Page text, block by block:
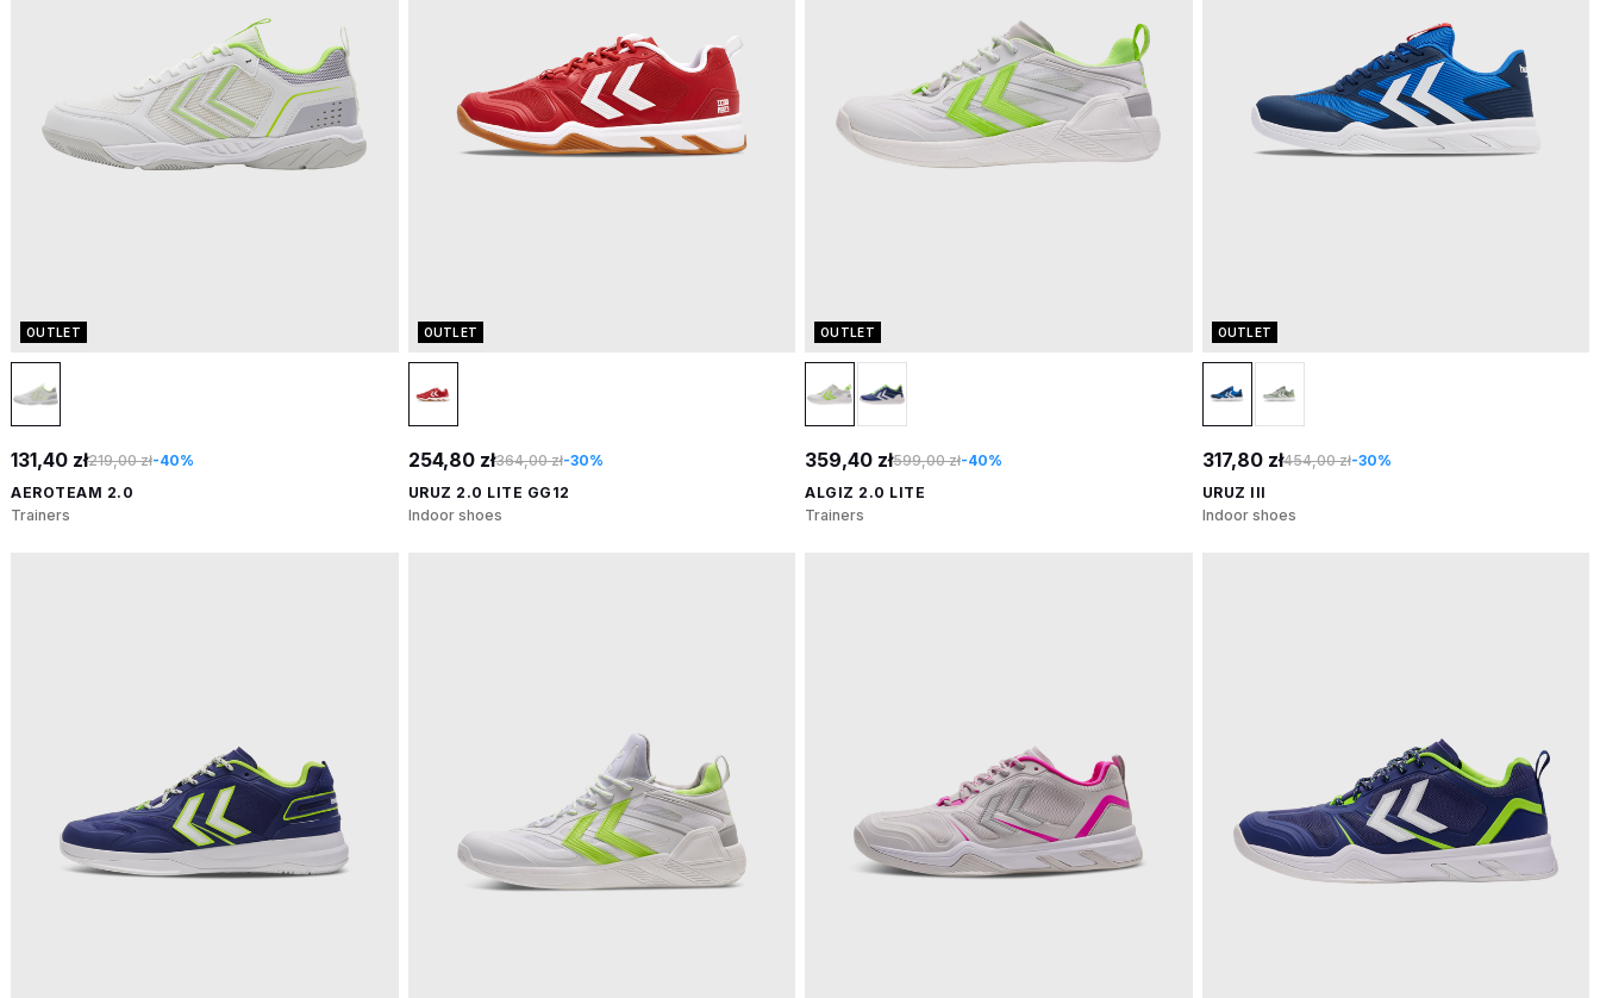
OUTLET
131,40 zł219,00 zł-40%
AEROTEAM 2.0
Trainers
OUTLET
254,80 zł364,00 zł-30%
URUZ 2.0 LITE GG12
Indoor shoes
OUTLET
359,40 zł599,00 zł-40%
ALGIZ 2.0 LITE
Trainers
OUTLET
317,80 zł454,00 zł-30%
URUZ III
Indoor shoes